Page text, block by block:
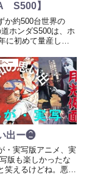
S500】
か約500台世界の
ホンダS500は、ホ
に初めて量産した
に進出した初期のモ
下にS500の特徴や
ます。主な特徴1. **
フ...
へー
出ー❷
・実写版アニメ、実
版も楽しかったな
笑えるけどね。悪魔